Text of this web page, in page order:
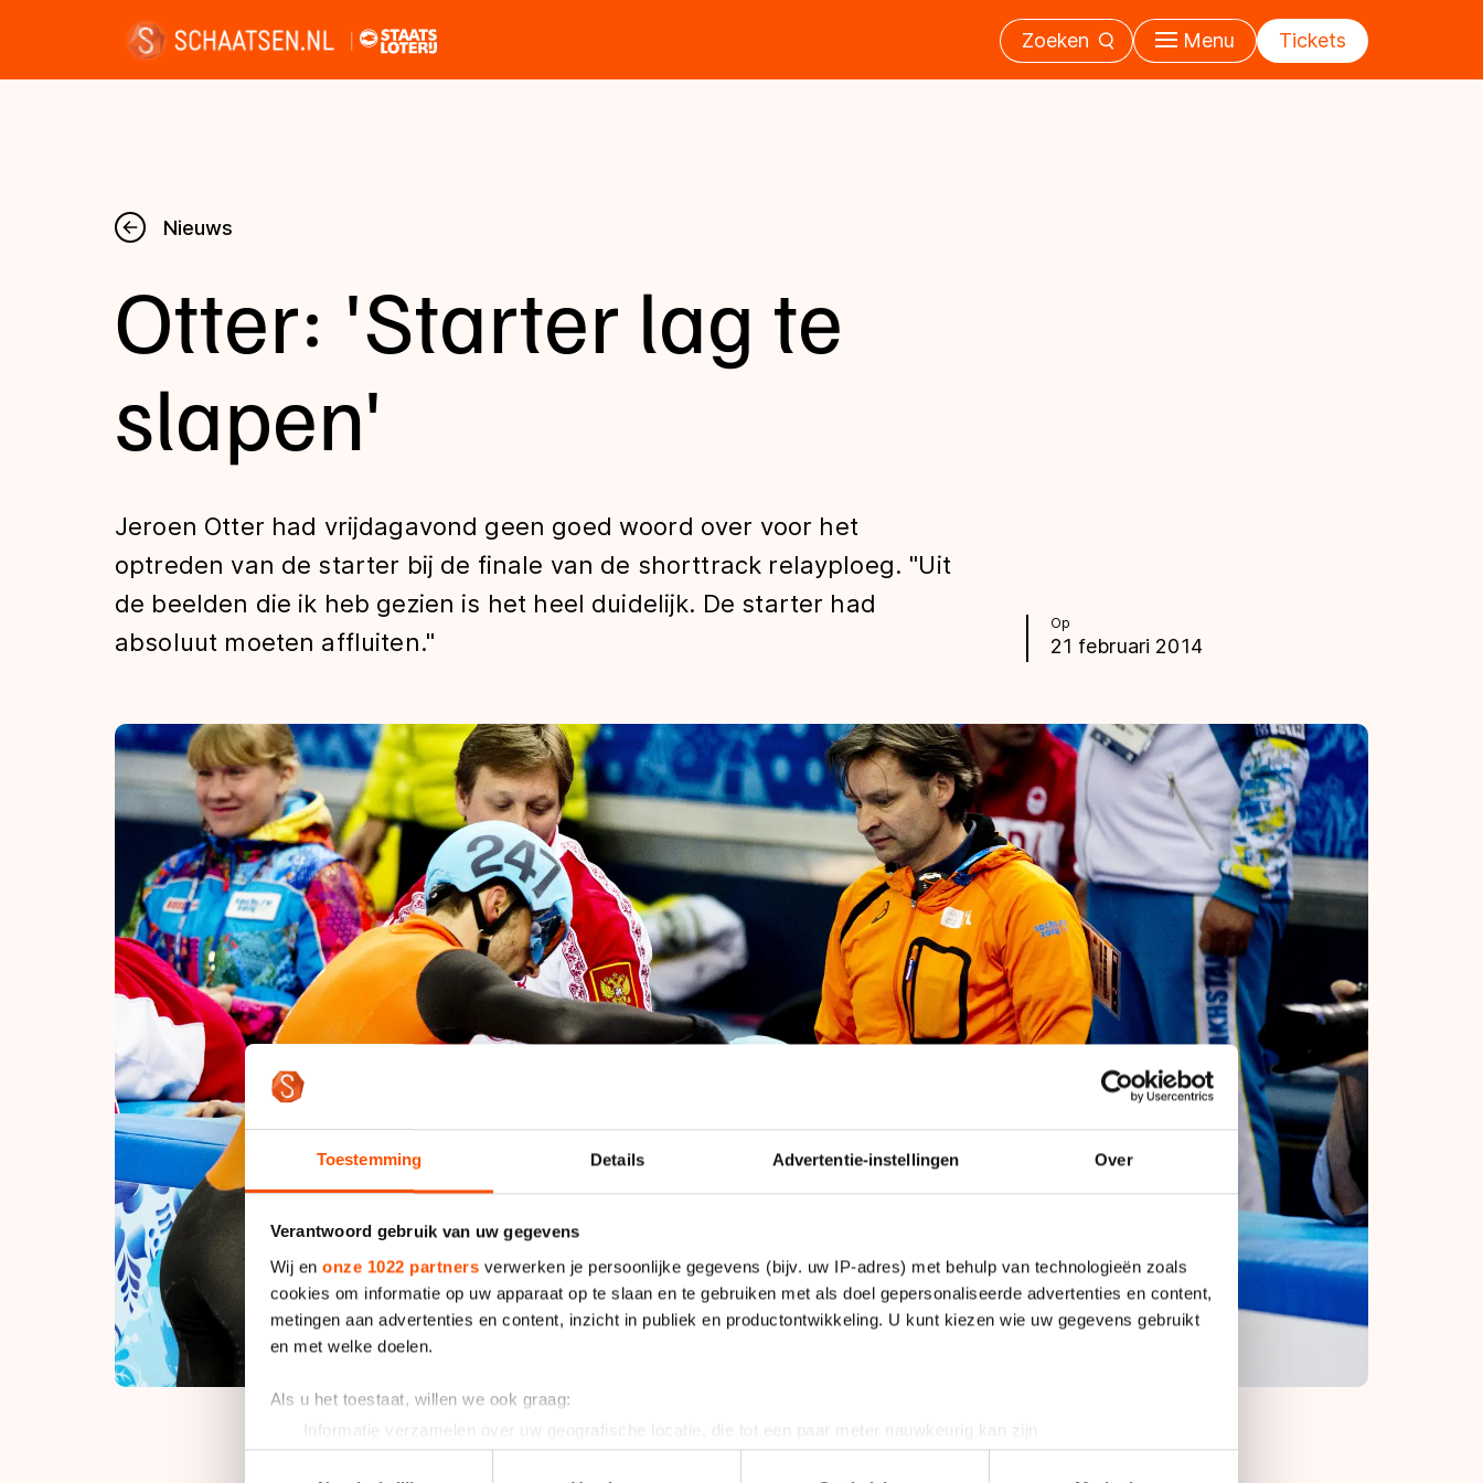
Toestemming Details Advertentie-instellingen Over
Verantwoord gebruik van uw gegevens
Wij en onze 1022 partners verwerken je persoonlijke gegevens (bijv. uw IP-adres) met behulp van technologieën zoals
cookies om informatie op uw apparaat op te slaan en te gebruiken met als doel gepersonaliseerde advertenties en content,
metingen aan advertenties en content, inzicht in publiek en productontwikkeling. U kunt kiezen wie uw gegevens gebruikt
en met welke doelen.
Als u het toestaat, willen we ook graag:
Informatie verzamelen over uw geografische locatie, die tot een paar meter nauwkeurig kan zijn
Uw apparaat identificeren door het actief te scannen op specifieke eigenschappen (fingerprinting)
Zoeken Menu Tickets
Nieuws
Kalender
Disciplines
Uitslagen
Tijden & historie
De weg op
Olympische Spelen
Nieuws
Op
21 februari 2014
Otter: 'Starter lag te
slapen'
Jeroen Otter had vrijdagavond geen goed woord over voor het
optreden van de starter bij de finale van de shorttrack relayploeg. "Uit
de beelden die ik heb gezien is het heel duidelijk. De starter had
absoluut moeten affluiten."